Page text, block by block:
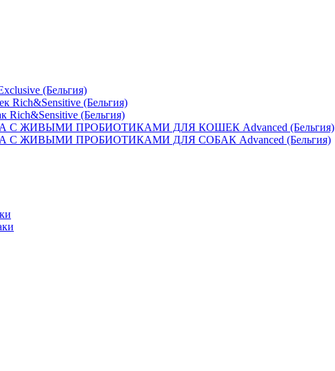
(Бельгия)
Rich&Sensitive (Бельгия)
Rich&Sensitive (Бельгия)
ЖИВЫМИ ПРОБИОТИКАМИ ДЛЯ КОШЕК Advanced (Бельгия)
ЖИВЫМИ ПРОБИОТИКАМИ ДЛЯ СОБАК Advanced (Бельгия)